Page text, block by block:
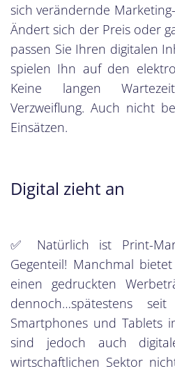
sich verändernde
Ändert sich der Preis oder
passen Sie Ihren digitalen
spielen Ihn auf den
Keine langen
Verzweiflung. Auch nicht
Einsätzen.
Digital zieht an
✅ Natürlich ist Print-
Gegenteil! Manchmal
einen gedruckten
dennoch…spätestens
Smartphones und Tablets
sind jedoch auch
wirtschaftlichen Sektor